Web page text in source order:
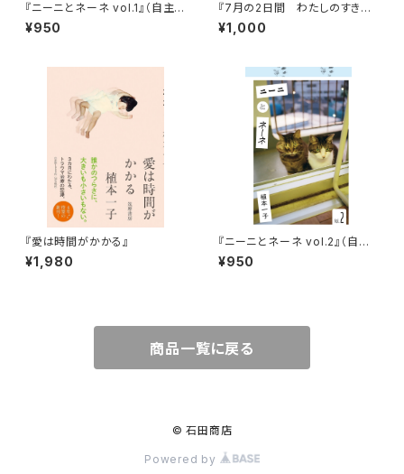
『ニーニとネーネ vol.1』（自主
制作）
¥950
『7月の2日間 わたしのすきな
家族』（自主制作）
¥1,000
『愛は時間がかかる』
¥1,980
『ニーニとネーネ vol.2』（自主
制作）
¥950
商品一覧に戻る
© 石田商店
Powered by